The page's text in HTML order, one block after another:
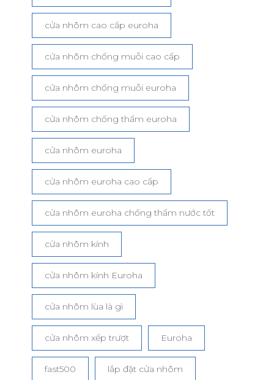
cửa nhôm cao cấp euroha
cửa nhôm chống muỗi cao cấp
cửa nhôm chống muỗi euroha
cửa nhôm chống thấm euroha
cửa nhôm euroha
cửa nhôm euroha cao cấp
cửa nhôm euroha chống thấm nước tốt
cửa nhôm kính
cửa nhôm kính Euroha
cửa nhôm lùa là gì
cửa nhôm xếp trượt Euroha
fast500 lắp đặt cửa nhôm